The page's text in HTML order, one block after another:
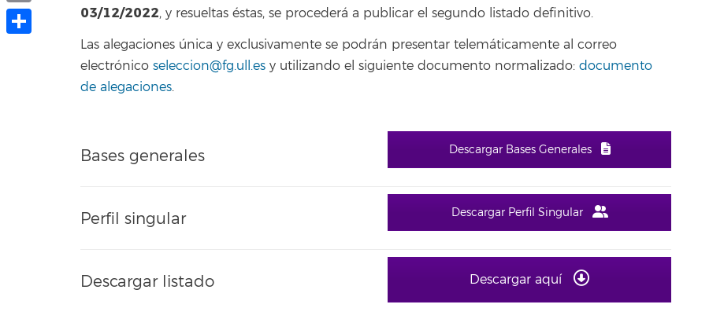
03/12/2022, y resueltas éstas, se procederá a publicar el segundo listado definitivo.
Las alegaciones única y exclusivamente se podrán presentar telemáticamente al correo
electrónico seleccion@fg.ull.es y utilizando el siguiente documento normalizado: documento
de alegaciones.
Bases generales Descargar Bases Generales
Perfil singular Descargar Perfil Singular
Descargar listado Descargar aquí
Copy